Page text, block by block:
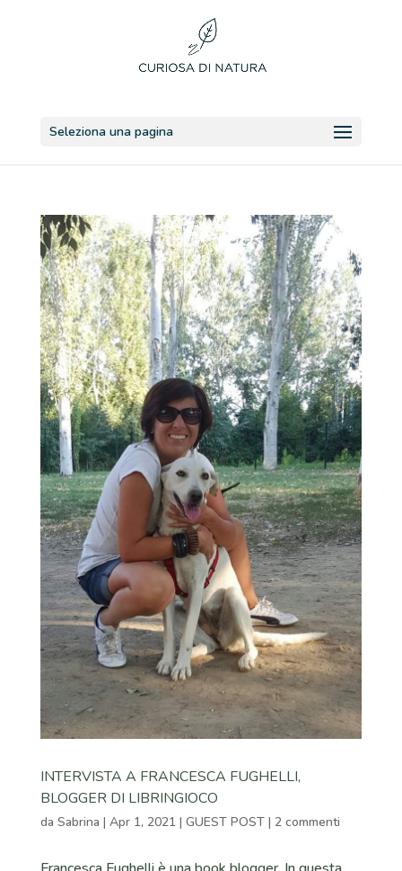
Seleziona una pagina
INTERVISTA A FRANCESCA FUGHELLI,
BLOGGER DI LIBRINGIOCO
da Sabrina | Apr 1, 2021 | GUEST POST| 2 commenti